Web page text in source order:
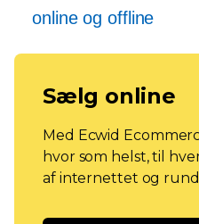
online og offline
Sælg online
Med Ecwid
hvor som helst, til
af internettet og